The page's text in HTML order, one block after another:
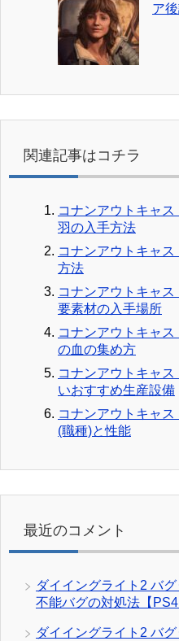
ア
関連記事はコチラ
コナンアウトキャ
羽の入手方法
コナンアウトキャ
方法
コナンアウトキャ
要素材の入手場所
コナンアウトキャ
の血の集め方
コナンアウトキャ
いおすすめ生産設備
コナンアウトキャ
(職種)と性能
最近のコメント
ダイイングライト2 バ
不能バグの対処法【PS4
ダイイングライト2 バ